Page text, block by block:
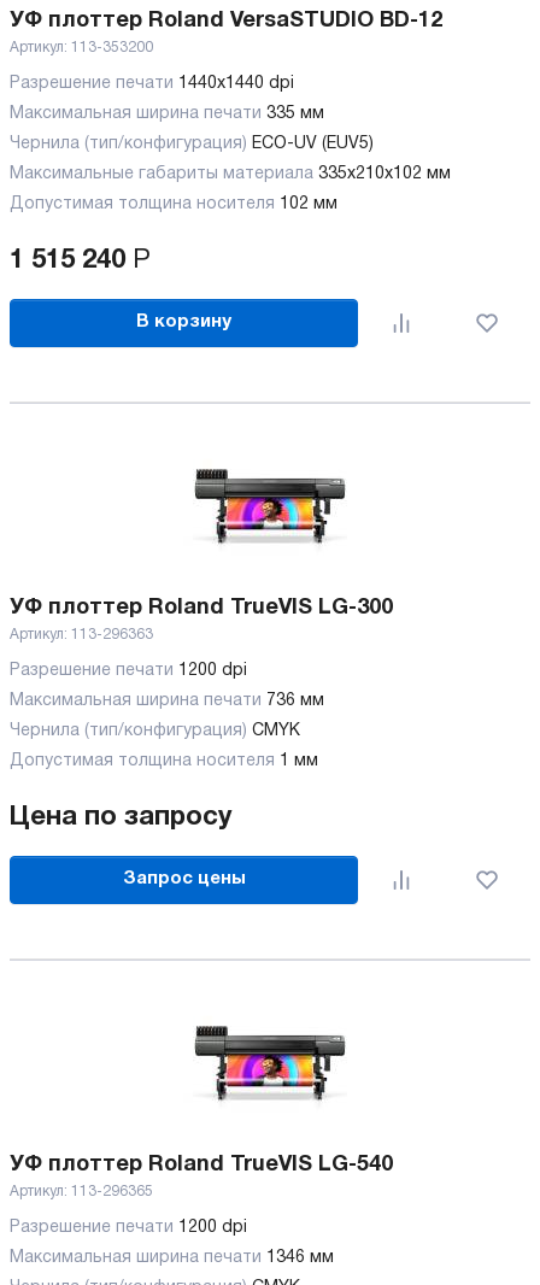
УФ плоттер Roland VersaSTUDIO BD-12
Артикул: 113-353200
Разрешение печати 1440x1440 dpi
Максимальная ширина печати 335 мм
Чернила (тип/конфигурация) ECO-UV (EUV5)
Максимальные габариты материала 335х210х102 мм
Допустимая толщина носителя 102 мм
1 515 240 Р
В корзину
УФ плоттер Roland TrueVIS LG-300
Артикул: 113-296363
Разрешение печати 1200 dpi
Максимальная ширина печати 736 мм
Чернила (тип/конфигурация) CMYK
Допустимая толщина носителя 1 мм
Цена по запросу
Запрос цены
УФ плоттер Roland TrueVIS LG-540
Артикул: 113-296365
Разрешение печати 1200 dpi
Максимальная ширина печати 1346 мм